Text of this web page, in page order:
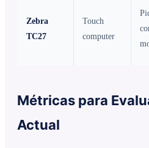
Zebra
TC27
Touch
computer
Métricas para
Actual